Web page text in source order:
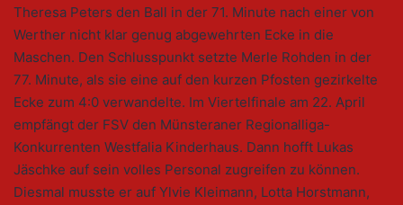
Theresa Peters den Ball in der 71. Minute nach einer von
Werther nicht klar genug abgewehrten Ecke in die
Maschen. Den Schlusspunkt setzte Merle Rohden in der
77. Minute, als sie eine auf den kurzen Pfosten gezirkelte
Ecke zum 4:0 verwandelte. Im Viertelfinale am 22. April
empfängt der FSV den Münsteraner Regionalliga-
Konkurrenten Westfalia Kinderhaus. Dann hofft Lukas
Jäschke auf sein volles Personal zugreifen zu können.
Diesmal musste er auf Ylvie Kleimann, Lotta Horstmann,